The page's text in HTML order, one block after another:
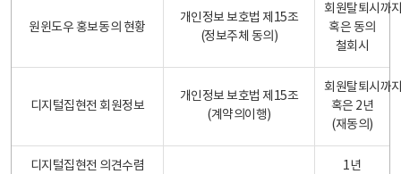
원윈도우 홍보동의 현황
개인정보 보호법 제15조
(정보주체 동의)
회원탈퇴시까
혹은 동의
철회시
디지털집현전 회원정보
개인정보 보호법 제15조
(계약의이행)
회원탈퇴시까
혹은 2년
(재동의)
디지털집현전 의견수렴 1년